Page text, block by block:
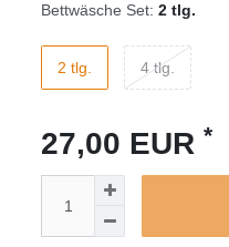
Bettwäsche Set: 2 tlg.
2 tlg. 4 tlg.
27,00 EUR*